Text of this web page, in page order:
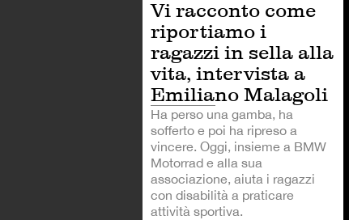
Vi racconto come
riportiamo i
ragazzi in sella alla
vita, intervista a
Emiliano Malagoli
Ha perso una gamba, ha
sofferto e poi ha ripreso a
vincere. Oggi, insieme a BMW
Motorrad e alla sua
associazione, aiuta i ragazzi
con disabilità a praticare
attività sportiva.